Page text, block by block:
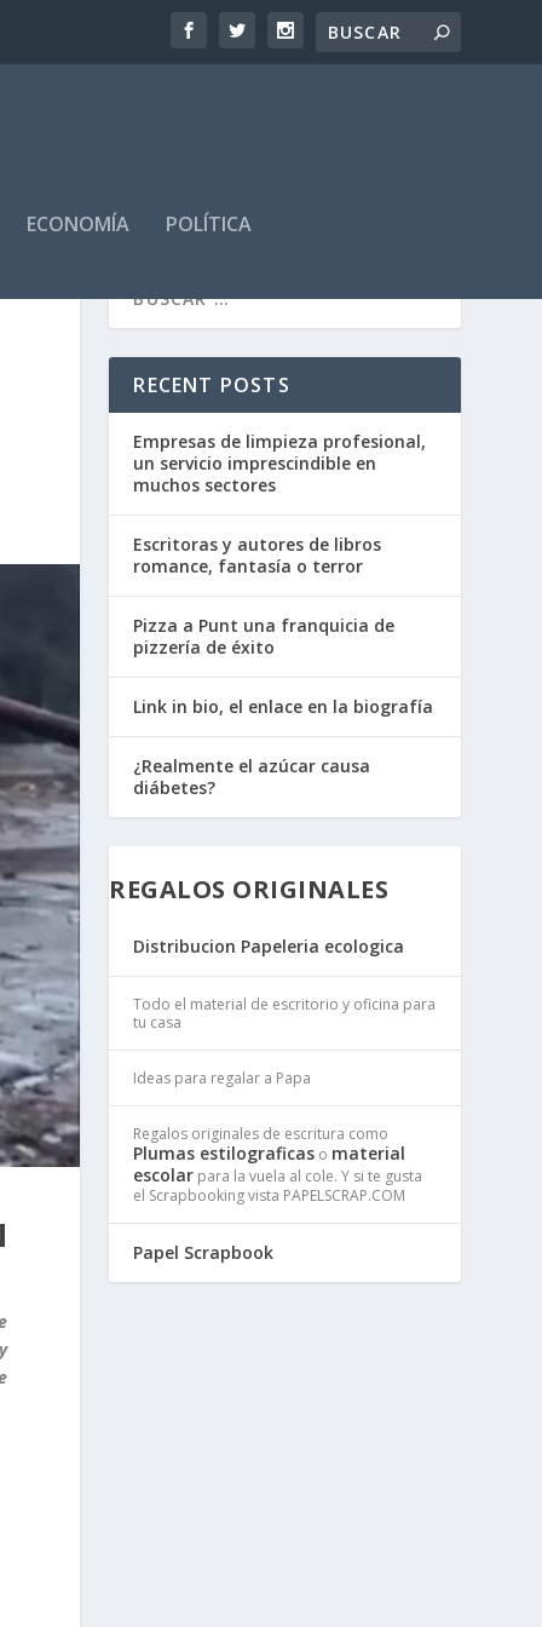
ECONOMÍA POLÍTICA
RECENT POSTS
Empresas de limpieza profesional,
un servicio imprescindible en
muchos sectores
Escritoras y autores de libros
romance, fantasía o terror
Pizza a Punt una franquicia de
pizzería de éxito
Link in bio, el enlace en la biografía
¿Realmente el azúcar causa
diábetes?
REGALOS ORIGINALES
Distribucion Papeleria ecologica
Todo el material de escritorio y oficina para
tu casa
Ideas para regalar a Papa
Regalos originales de escritura como
Plumas estilograficas o material
escolar para la vuela al cole. Y si te gusta
el Scrapbooking vista PAPELSCRAP.COM
Papel Scrapbook